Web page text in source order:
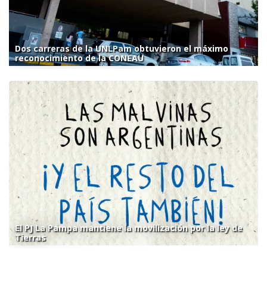
Dos carreras de la UNLPam obtuvieron el máximo
reconocimiento de la CONEAU
El PJ La Pampa mantiene la movilización por la ley de
Tierras